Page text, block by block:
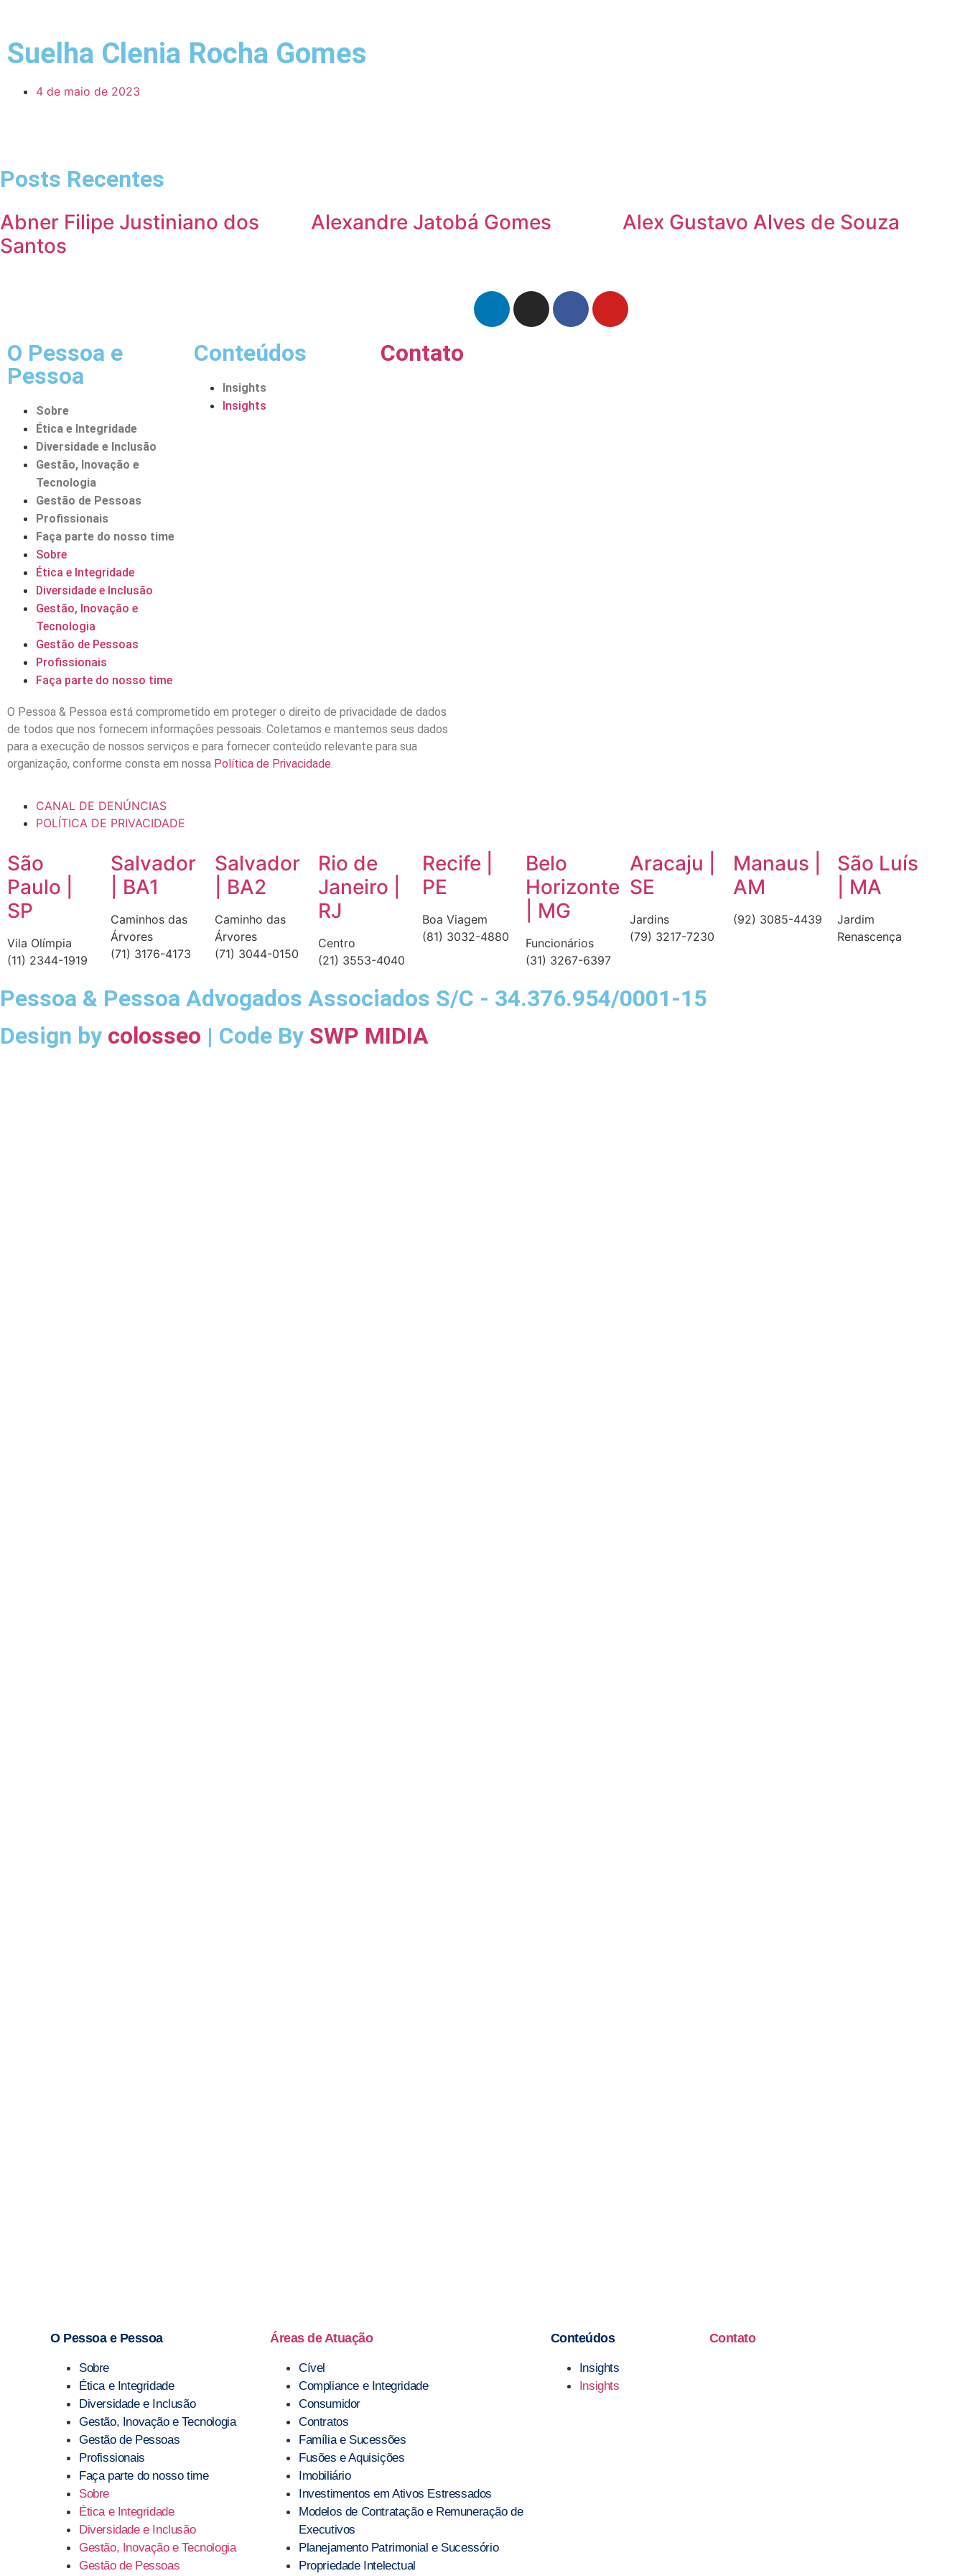
Suelha Clenia Rocha Gomes
4 de maio de 2023
Posts Recentes
Abner Filipe Justiniano dos
Santos
Alexandre Jatobá Gomes Alex Gustavo Alves de Souza
O Pessoa e
Pessoa
Sobre
Ética e Integridade
Diversidade e Inclusão
Gestão, Inovação e
Tecnologia
Gestão de Pessoas
Profissionais
Faça parte do nosso time
Sobre
Ética e Integridade
Diversidade e Inclusão
Gestão, Inovação e
Tecnologia
Gestão de Pessoas
Profissionais
Faça parte do nosso time
Conteúdos
Insights
Insights
Contato
O Pessoa & Pessoa está comprometido em proteger o direito de privacidade de dados
de todos que nos fornecem informações pessoais. Coletamos e mantemos seus dados
para a execução de nossos serviços e para fornecer conteúdo relevante para sua
organização, conforme consta em nossa Política de Privacidade.
CANAL DE DENÚNCIAS
POLÍTICA DE PRIVACIDADE
São
Paulo |
SP
Vila Olímpia
(11) 2344-1919
Salvador
| BA1
Caminhos das
Árvores
(71) 3176-4173
Salvador
| BA2
Caminho das
Árvores
(71) 3044-0150
Rio de
Janeiro |
RJ
Centro
(21) 3553-4040
Recife |
PE
Boa Viagem
(81) 3032-4880
Belo
Horizonte
| MG
Funcionários
(31) 3267-6397
Aracaju |
SE
Jardins
(79) 3217-7230
Manaus |
AM
(92) 3085-4439
São Luís
| MA
Jardim
Renascença
Pessoa & Pessoa Advogados Associados S/C - 34.376.954/0001-15
Design by colosseo | Code By SWP MIDIA
O Pessoa e Pessoa
Sobre
Ética e Integridade
Diversidade e Inclusão
Gestão, Inovação e Tecnologia
Gestão de Pessoas
Profissionais
Faça parte do nosso time
Sobre
Ética e Integridade
Diversidade e Inclusão
Gestão, Inovação e Tecnologia
Gestão de Pessoas
Áreas de Atuação
Cível
Compliance e Integridade
Consumidor
Contratos
Família e Sucessões
Fusões e Aquisições
Imobiliário
Investimentos em Ativos Estressados
Modelos de Contratação e Remuneração de
Executivos
Planejamento Patrimonial e Sucessório
Propriedade Intelectual
Conteúdos
Insights
Insights
Contato